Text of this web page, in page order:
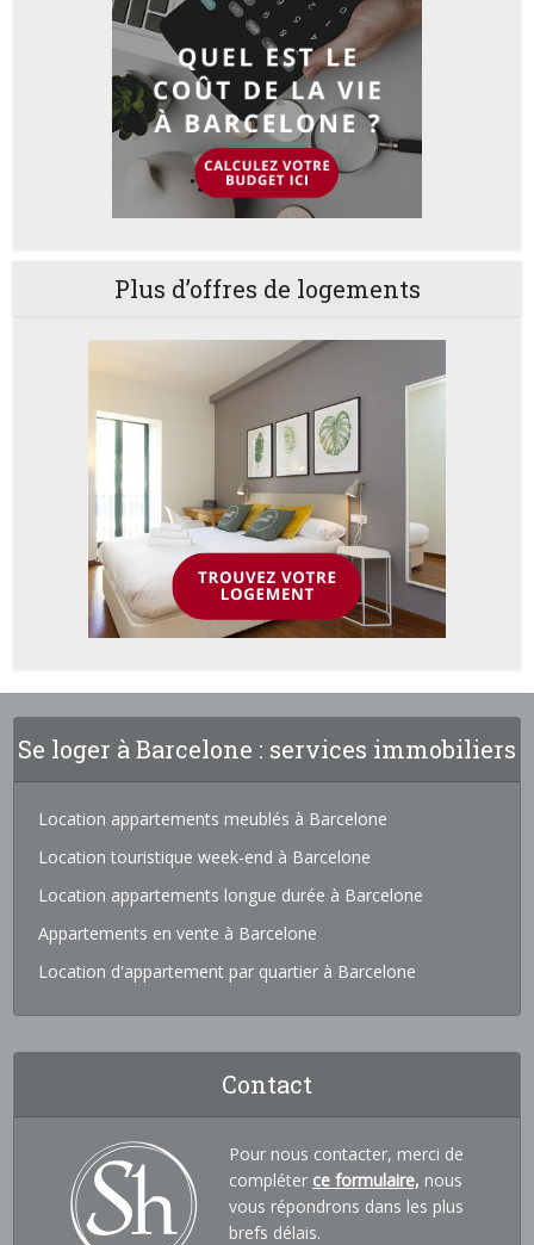
Plus d’offres de logements
Se loger à Barcelone : services immobiliers
Location appartements meublés à Barcelone
Location touristique week-end à Barcelone
Location appartements longue durée à Barcelone
Appartements en vente à Barcelone
Location d'appartement par quartier à Barcelone
Contact
Pour nous contacter, merci de
compléter ce formulaire, nous
vous répondrons dans les plus
brefs délais.